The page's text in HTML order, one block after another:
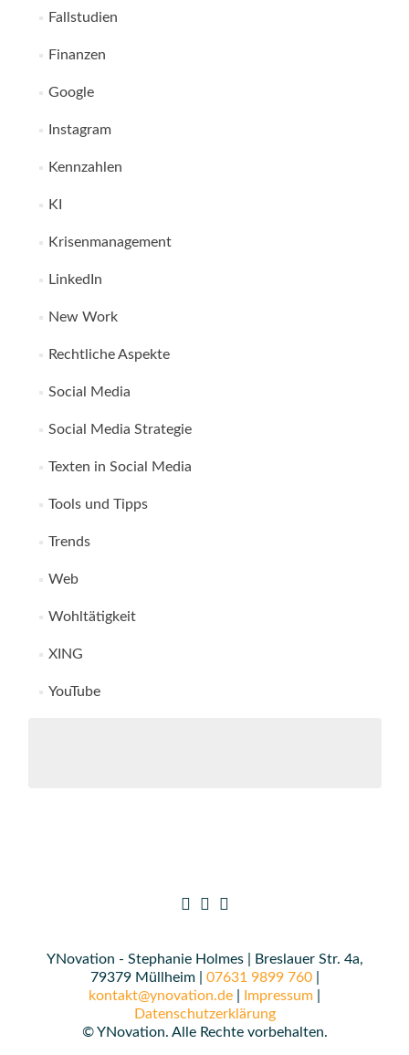
Fallstudien
Finanzen
Google
Instagram
Kennzahlen
KI
Krisenmanagement
LinkedIn
New Work
Rechtliche Aspekte
Social Media
Social Media Strategie
Texten in Social Media
Tools und Tipps
Trends
Web
Wohltätigkeit
XING
YouTube
YNovation - Stephanie Holmes | Breslauer Str. 4a,
79379 Müllheim | 07631 9899 760|
kontakt@ynovation.de
Impressum
Datenschutzerklärung
© YNovation. Alle Rechte vorbehalten.